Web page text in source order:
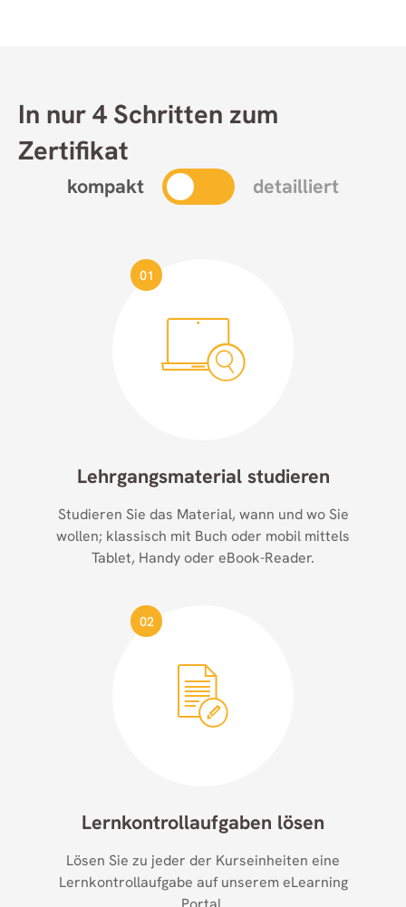
In nur 4 Schritten zum
Zertifikat
kompakt detailliert
01
Lehrgangsmaterial studieren
Studieren Sie das Material, wann und wo Sie
wollen; klassisch mit Buch oder mobil mittels
Tablet, Handy oder eBook-Reader.
02
Lernkontroll­aufgaben lösen
Lösen Sie zu jeder der Kurseinheiten eine
Lernkontrollaufgabe auf unserem eLearning